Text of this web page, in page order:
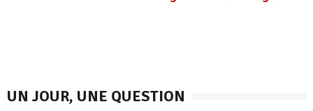
UN JOUR, UNE QUESTION